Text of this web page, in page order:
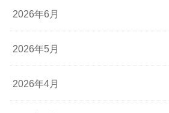
2026年6月
2026年5月
2026年4月